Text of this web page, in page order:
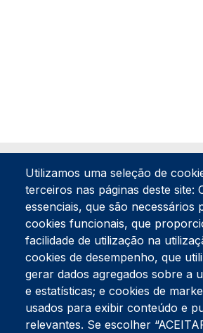
Tel:234 390 100Fax:234 390 100
Endereço Postal
Apartado 42
Rua Gil Eanes 31
3834-908 Gafanha da Nazaré
Utilizamos uma seleção de
terceiros nas páginas deste site:
essenciais, que são necessários
cookies funcionais, que
facilidade de utilização na
cookies de desempenho, que
gerar dados agregados sobre a
e estatísticas; e cookies de
usados para exibir conteúdo e
relevantes. Se escolher